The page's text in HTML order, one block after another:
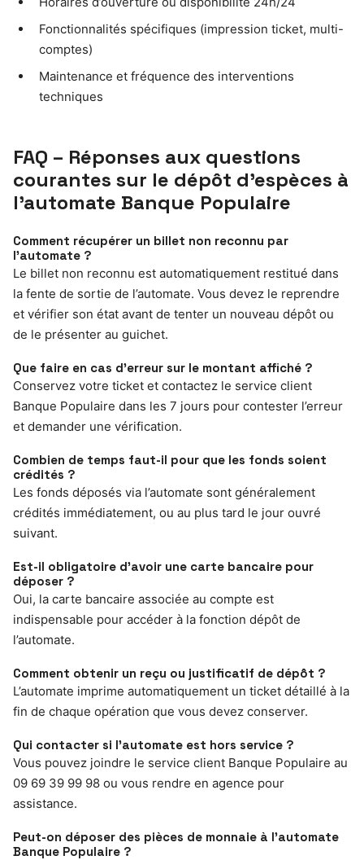
Fonctionnalités spécifiques (impression ticket, multi-
comptes)
Maintenance et fréquence des interventions
techniques
FAQ – Réponses aux questions
courantes sur le dépôt d’espèces à
l’automate Banque Populaire
Comment récupérer un billet non reconnu par
l’automate ?
Le billet non reconnu est automatiquement restitué dans
la fente de sortie de l’automate. Vous devez le reprendre
et vérifier son état avant de tenter un nouveau dépôt ou
de le présenter au guichet.
Que faire en cas d’erreur sur le montant affiché ?
Conservez votre ticket et contactez le service client
Banque Populaire dans les 7 jours pour contester l’erreur
et demander une vérification.
Combien de temps faut-il pour que les fonds soient
crédités ?
Les fonds déposés via l’automate sont généralement
crédités immédiatement, ou au plus tard le jour ouvré
suivant.
Est-il obligatoire d’avoir une carte bancaire pour
déposer ?
Oui, la carte bancaire associée au compte est
indispensable pour accéder à la fonction dépôt de
l’automate.
Comment obtenir un reçu ou justificatif de dépôt ?
L’automate imprime automatiquement un ticket détaillé à la
fin de chaque opération que vous devez conserver.
Qui contacter si l’automate est hors service ?
Vous pouvez joindre le service client Banque Populaire au
09 69 39 99 98 ou vous rendre en agence pour
assistance.
Peut-on déposer des pièces de monnaie à l’automate
Banque Populaire ?